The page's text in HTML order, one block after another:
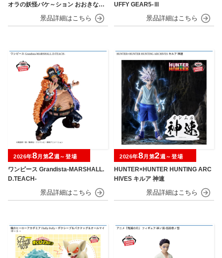
オラの妖怪バケ～ション おおきなSO
FVIMATES～野原しんのすけ～
UFFY GEAR5-Ⅲ
ワンピース Grandista-MARSHALL.
D.TEACH-
2026年8月第2週～登場
HUNTER×HUNTER HUNTING ARC
HIVES キルア 神速
2026年8月第2週～登場